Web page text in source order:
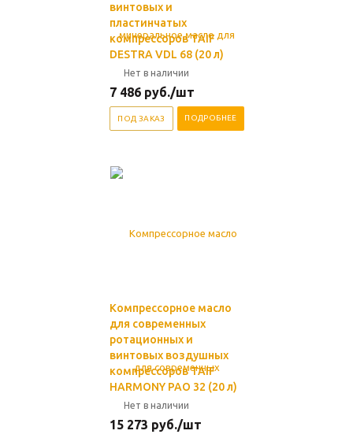
винтовых и
пластинчатых
компрессоров TAIF
DESTRA VDL 68 (20 л)
Нет в наличии
7 486 руб./шт
ПОД ЗАКАЗ ПОДРОБНЕЕ
Компрессорное масло
для современных
ротационных и
винтовых воздушных
компрессоров TAIF
HARMONY PAO 32 (20 л)
Нет в наличии
15 273 руб./шт